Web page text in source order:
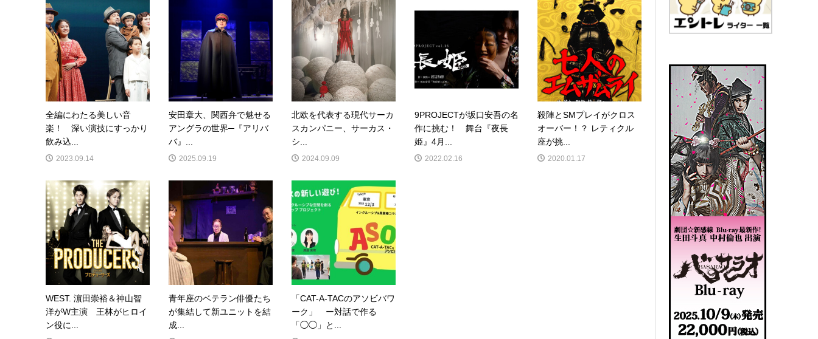
全編にわたる美しい音
楽！ 深い演技にすっかり
飲み込...
2023.09.14
安田章大、関西弁で魅せる
アングラの世界─『アリバ
バ』...
2025.09.19
北欧を代表する現代サーカ
スカンパニー、サーカス・
シ...
2024.09.09
9PROJECTが坂口安吾の名
作に挑む！ 舞台『夜長
姫』4月...
2022.02.16
殺陣とSMプレイがクロス
オーバー！？ レティクル
座が挑...
2020.01.17
WEST. 濵田崇裕＆神山智
洋がW主演 王林がヒロイ
ン役に...
青年座のベテラン俳優たち
が集結して新ユニットを結
成...
「CAT-A-TACのアソビバワ
ーク」 ー対話で作る
「◯◯」と...